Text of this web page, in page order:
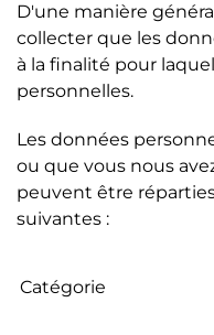
D'une manière
collecter que les
à la finalité pour
personnelles.
Les données
ou que vous nous
peuvent être
suivantes :
Catégorie